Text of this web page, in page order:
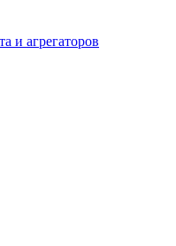
и агрегаторов